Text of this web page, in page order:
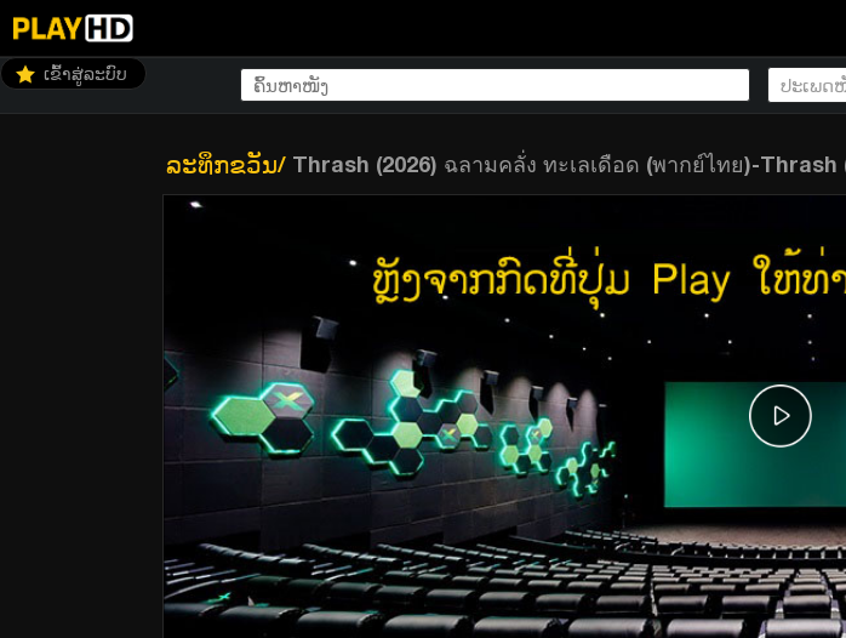
ເຂົ້າສູ່ລະບົບ
ລະທຶກຂວັນ/ Thrash (2026) ฉลามคลั่ง ทะเลเดือด (พากย์ไทย)-Thrash